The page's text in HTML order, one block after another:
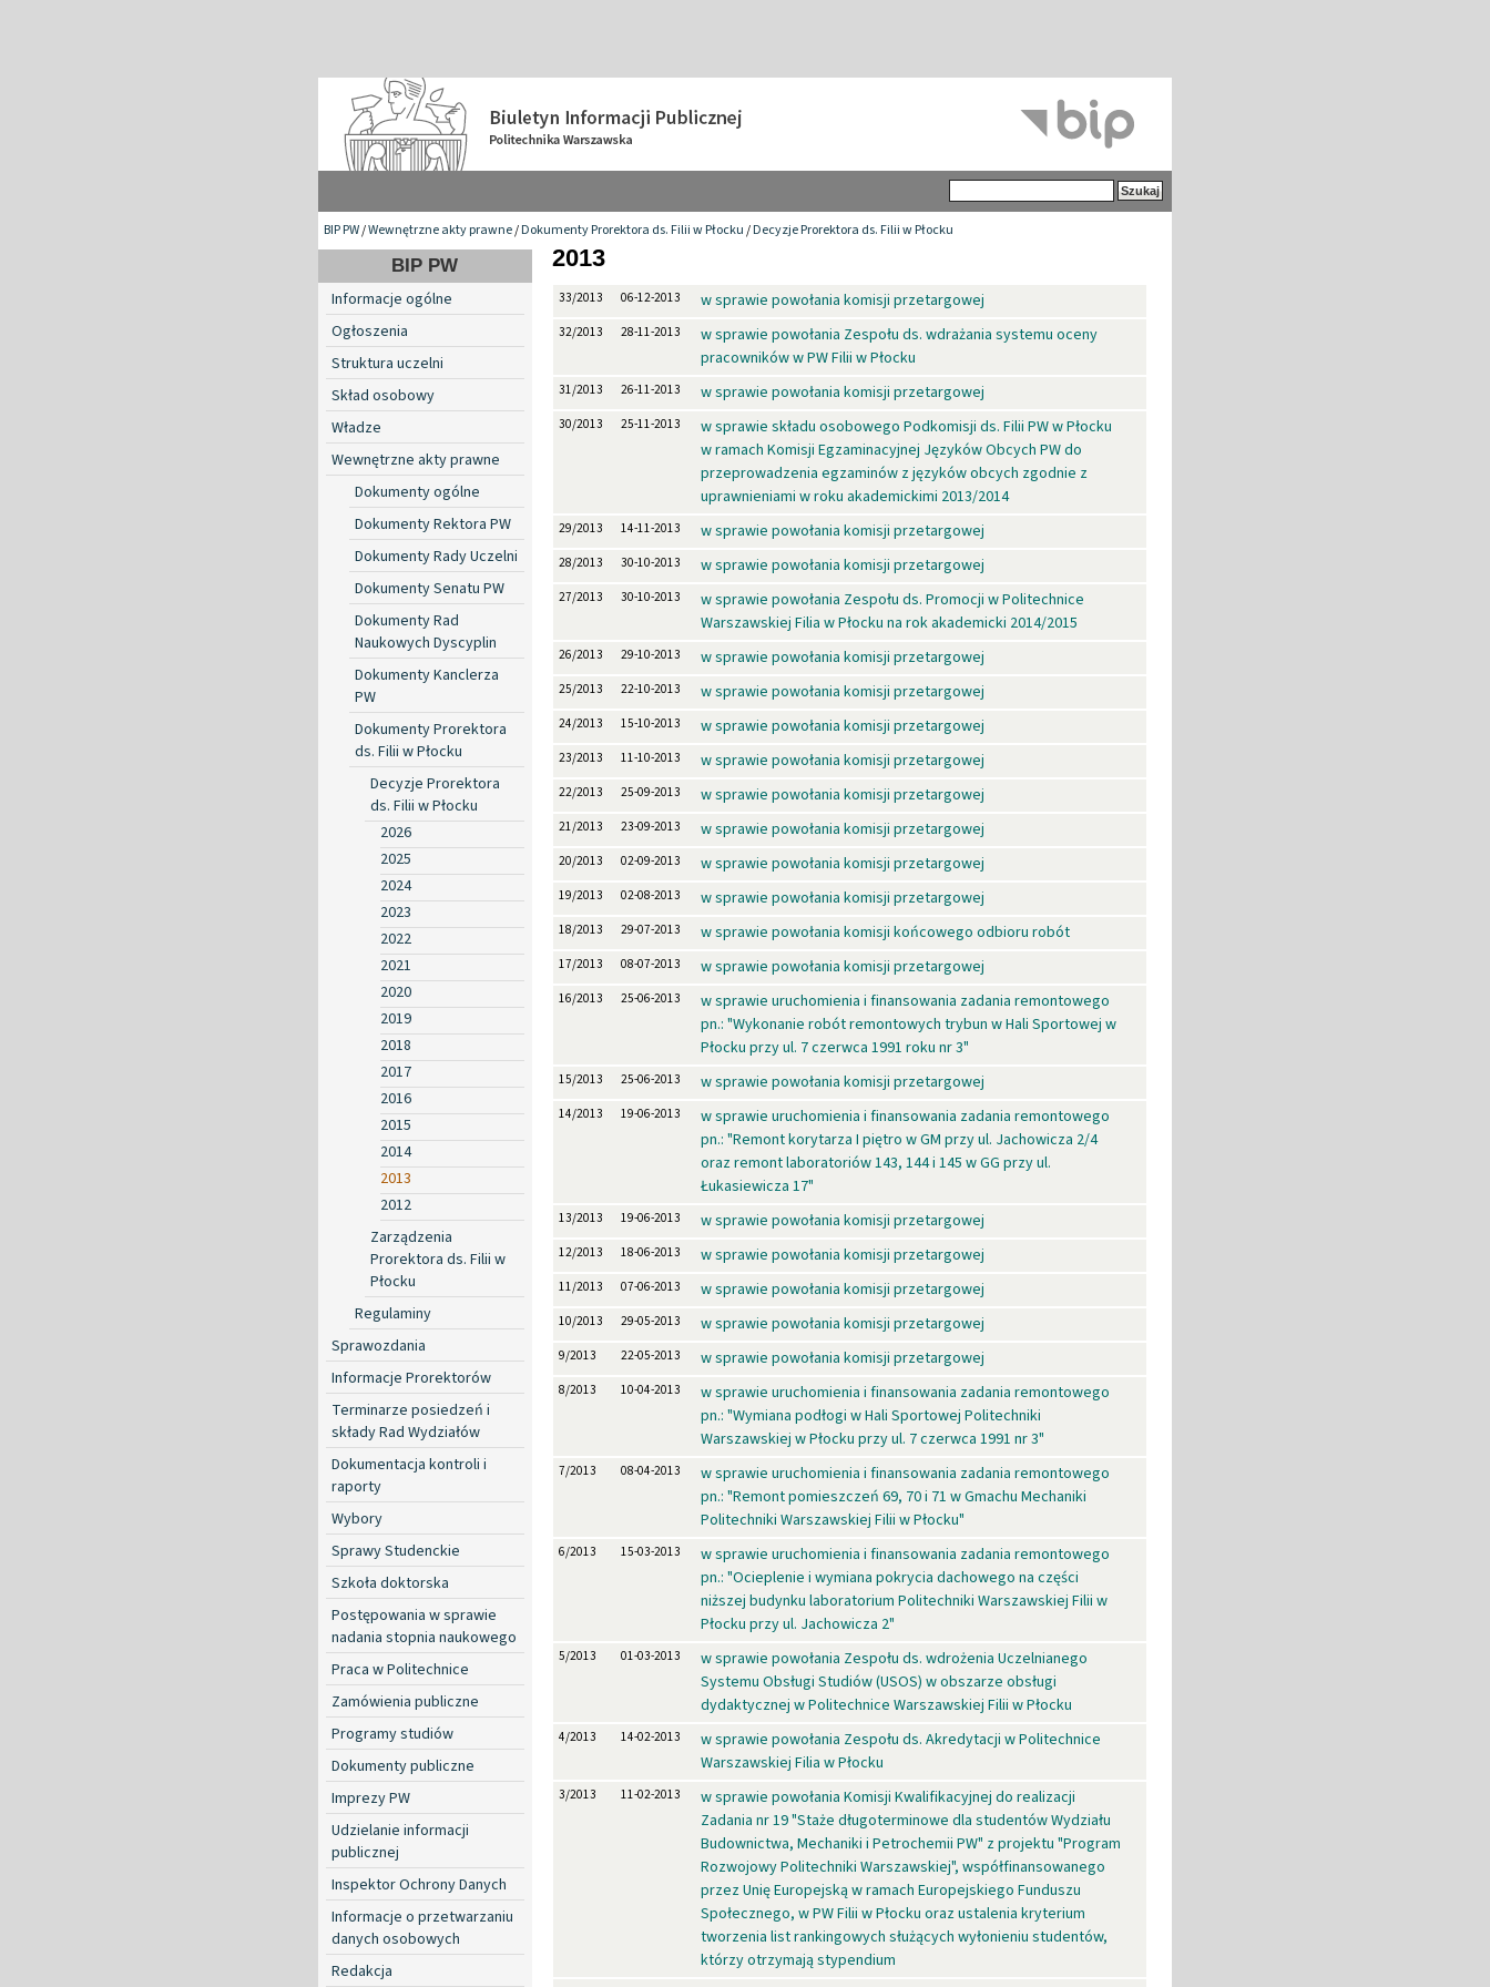
BIP PW/Wewnętrzne akty prawne/Dokumenty Prorektora ds. Filii w Płocku/Decyzje Prorektora ds. Filii w Płocku
BIP PW
Informacje ogólne
Ogłoszenia
Struktura uczelni
Skład osobowy
Władze
Wewnętrzne akty prawne
Dokumenty ogólne
Dokumenty Rektora PW
Dokumenty Rady Uczelni
Dokumenty Senatu PW
Dokumenty Rad
Naukowych Dyscyplin
Dokumenty Kanclerza
PW
Dokumenty Prorektora
ds. Filii w Płocku
Decyzje Prorektora
ds. Filii w Płocku
2026
2025
2024
2023
2022
2021
2020
2019
2018
2017
2016
2015
2014
2013
2012
Zarządzenia
Prorektora ds. Filii w
Płocku
Regulaminy
Sprawozdania
Informacje Prorektorów
Terminarze posiedzeń i
składy Rad Wydziałów
Dokumentacja kontroli i
raporty
Wybory
Sprawy Studenckie
Szkoła doktorska
Postępowania w sprawie
nadania stopnia naukowego
Praca w Politechnice
Zamówienia publiczne
Programy studiów
Dokumenty publiczne
Imprezy PW
Udzielanie informacji
publicznej
Inspektor Ochrony Danych
Informacje o przetwarzaniu
danych osobowych
Redakcja
2013
33/2013 06-12-2013 w sprawie powołania komisji przetargowej
32/2013 28-11-2013
w sprawie powołania Zespołu ds. wdrażania systemu oceny
pracowników w PW Filii w Płocku
31/2013 26-11-2013 w sprawie powołania komisji przetargowej
30/2013 25-11-2013
w sprawie składu osobowego Podkomisji ds. Filii PW w Płocku
w ramach Komisji Egzaminacyjnej Języków Obcych PW do
przeprowadzenia egzaminów z języków obcych zgodnie z
uprawnieniami w roku akademickimi 2013/2014
29/2013 14-11-2013 w sprawie powołania komisji przetargowej
28/2013 30-10-2013 w sprawie powołania komisji przetargowej
27/2013 30-10-2013
w sprawie powołania Zespołu ds. Promocji w Politechnice
Warszawskiej Filia w Płocku na rok akademicki 2014/2015
26/2013 29-10-2013 w sprawie powołania komisji przetargowej
25/2013 22-10-2013 w sprawie powołania komisji przetargowej
24/2013 15-10-2013 w sprawie powołania komisji przetargowej
23/2013 11-10-2013 w sprawie powołania komisji przetargowej
22/2013 25-09-2013 w sprawie powołania komisji przetargowej
21/2013 23-09-2013 w sprawie powołania komisji przetargowej
20/2013 02-09-2013 w sprawie powołania komisji przetargowej
19/2013 02-08-2013 w sprawie powołania komisji przetargowej
18/2013 29-07-2013 w sprawie powołania komisji końcowego odbioru robót
17/2013 08-07-2013 w sprawie powołania komisji przetargowej
16/2013 25-06-2013
w sprawie uruchomienia i finansowania zadania remontowego
pn.: "Wykonanie robót remontowych trybun w Hali Sportowej w
Płocku przy ul. 7 czerwca 1991 roku nr 3"
15/2013 25-06-2013 w sprawie powołania komisji przetargowej
14/2013 19-06-2013
w sprawie uruchomienia i finansowania zadania remontowego
pn.: "Remont korytarza I piętro w GM przy ul. Jachowicza 2/4
oraz remont laboratoriów 143, 144 i 145 w GG przy ul.
Łukasiewicza 17"
13/2013 19-06-2013 w sprawie powołania komisji przetargowej
12/2013 18-06-2013 w sprawie powołania komisji przetargowej
11/2013 07-06-2013 w sprawie powołania komisji przetargowej
10/2013 29-05-2013 w sprawie powołania komisji przetargowej
9/2013 22-05-2013 w sprawie powołania komisji przetargowej
8/2013 10-04-2013
w sprawie uruchomienia i finansowania zadania remontowego
pn.: "Wymiana podłogi w Hali Sportowej Politechniki
Warszawskiej w Płocku przy ul. 7 czerwca 1991 nr 3"
7/2013 08-04-2013
w sprawie uruchomienia i finansowania zadania remontowego
pn.: "Remont pomieszczeń 69, 70 i 71 w Gmachu Mechaniki
Politechniki Warszawskiej Filii w Płocku"
6/2013 15-03-2013
w sprawie uruchomienia i finansowania zadania remontowego
pn.: "Ocieplenie i wymiana pokrycia dachowego na części
niższej budynku laboratorium Politechniki Warszawskiej Filii w
Płocku przy ul. Jachowicza 2"
5/2013 01-03-2013
w sprawie powołania Zespołu ds. wdrożenia Uczelnianego
Systemu Obsługi Studiów (USOS) w obszarze obsługi
dydaktycznej w Politechnice Warszawskiej Filii w Płocku
4/2013 14-02-2013
w sprawie powołania Zespołu ds. Akredytacji w Politechnice
Warszawskiej Filia w Płocku
3/2013 11-02-2013
w sprawie powołania Komisji Kwalifikacyjnej do realizacji
Zadania nr 19 "Staże długoterminowe dla studentów Wydziału
Budownictwa, Mechaniki i Petrochemii PW" z projektu "Program
Rozwojowy Politechniki Warszawskiej", współfinansowanego
przez Unię Europejską w ramach Europejskiego Funduszu
Społecznego, w PW Filii w Płocku oraz ustalenia kryterium
tworzenia list rankingowych służących wyłonieniu studentów,
którzy otrzymają stypendium